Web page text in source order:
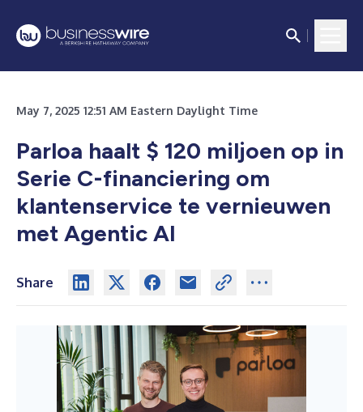
May 7, 2025 12:51 AM Eastern Daylight Time
Parloa haalt $ 120 miljoen op in
Serie C-financiering om
klantenservice te vernieuwen
met Agentic AI
Share